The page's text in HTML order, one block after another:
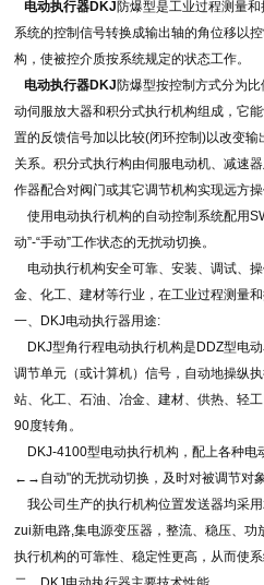
电动执行器DKJ防爆型是工业过程测量
系统的控制信号转换成输出轴的角位移以
构，使被控介质按系统规定的状态工作。
电动执行器DKJ防爆型按控制方式分为
动伺服放大器和积分式执行机构组成，它
置的反馈信号加以比较(闭环控制)以改变
关系。积分式执行构由伺服电动机、减速
作器配合对阀门或其它调节机构实现远方操
使用电动执行机构的自动控制系统配用
动”-“手动”工作状态的无扰动切换。
电动执行机构安全可靠、安装、调试、
金、化工、建材等行业，在工业过程测量
一、
DKJ电动执行器用途:
DKJ型角行程电动执行机构是DDZ型电
调节单元（或计算机）信号，自动地操纵
站、化工、石油、冶金、建材、供热、轻
90度转角。
DKJ-4100型电动执行机构，配上各种电
←→自动"的无扰动切换，及时对被调节对
我公司生产的执行机构位置发送器均采
zui新电路,集电源变压器，整流、稳压、
执行机构的可靠性、稳定性更高，从而使系